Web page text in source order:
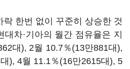
락 한번 없이 꾸준히 상승한 것
차·기아의 월간 점유율은 지
대), 2월 10.7％(13만881대),
), 4월 11.1％(16만2615대), 5